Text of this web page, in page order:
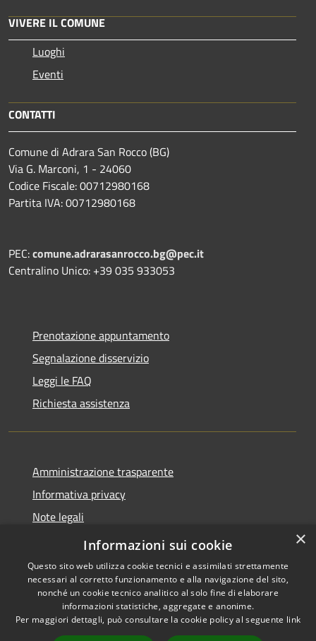
VIVERE IL COMUNE
Luoghi
Eventi
CONTATTI
Comune di Adrara San Rocco (BG)
Via G. Marconi, 1 - 24060
Codice Fiscale: 00712980168
Partita IVA: 00712980168
PEC:comune.adrarasanrocco.bg@pec.it
Centralino Unico: +39 035 933053
Prenotazione appuntamento
Segnalazione disservizio
Leggi le FAQ
Richiesta assistenza
Amministrazione trasparente
Informativa privacy
Note legali
Dichiarazione di accessibilità
Accessibilità
Copyright © 2026 • Comune di
Adrara San Rocco • Powered
×
Informazioni sui cookie
Questo sito web utilizza cookie tecnici e assimilati strettamente
necessari al corretto funzionamento e alla navigazione del sito,
nonché un cookie tecnico analitico al solo fine di elaborare
informazioni statistiche, aggregate e anonime.
Per maggiori dettagli, può consultare la cookie policy al seguente link